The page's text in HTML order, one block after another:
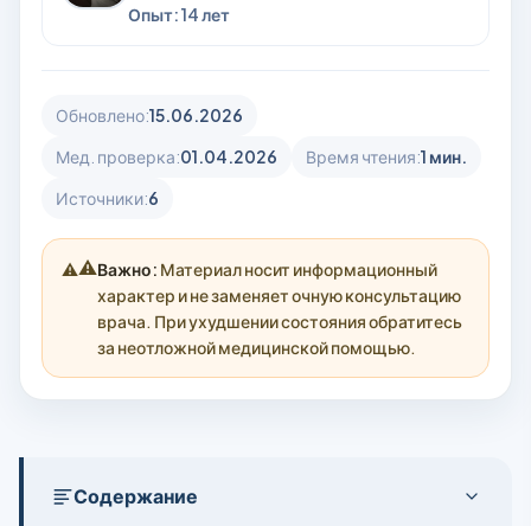
Опыт: 14 лет
Обновлено:15.06.2026
Мед. проверка:01.04.2026 Время чтения:1 мин.
Источники:6
⚠️Важно: Материал носит информационный
характер и не заменяет очную консультацию
врача. При ухудшении состояния обратитесь
за неотложной медицинской помощью.
Содержание